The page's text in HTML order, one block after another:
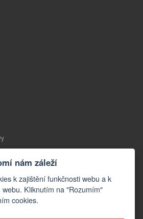
nám záleží
k zajištění funkčnosti webu a k
Kliknutím na "Rozumím"
cookies.